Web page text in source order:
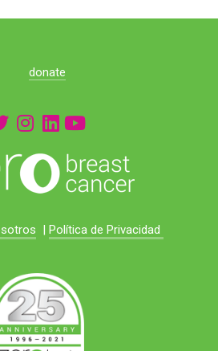
donate
| Política de Privacidad